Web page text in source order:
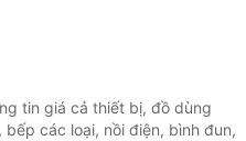
tin giá cả thiết bị, đồ dùng
các loại, nồi điện, bình đun,